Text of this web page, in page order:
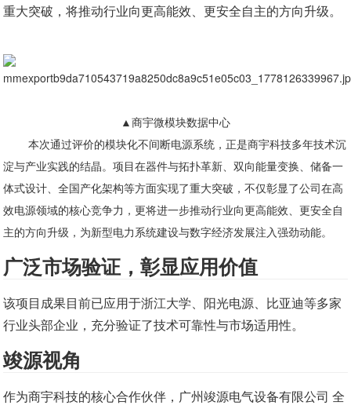
重大突破，将推动行业向更高能效、更安全自主的方向升级。
▲商宇微模块数据中心
本次通过评价的模块化不间断电源系统，正是商宇科技多年技术沉
淀与产业实践的结晶。项目在器件与拓扑革新、双向能量变换、储备一
体式设计、全国产化架构等方面实现了重大突破，不仅彰显了公司在高
效电源领域的核心竞争力，更将进一步推动行业向更高能效、更安全自
主的方向升级，为新型电力系统建设与数字经济发展注入强劲动能。
广泛市场验证，彰显应用价值
该项目成果目前已应用于浙江大学、阳光电源、比亚迪等多家
行业头部企业，充分验证了技术可靠性与市场适用性。
竣源视角
作为商宇科技的核心合作伙伴，广州竣源电气设备有限公司 全